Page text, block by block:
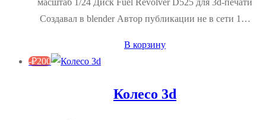
масштаб 1/24 Диск Fuel Revolver D525 для 3d-печати
Создавал в blender Автор публикации не в сети 1…
В корзину
-₽200
Колесо 3d